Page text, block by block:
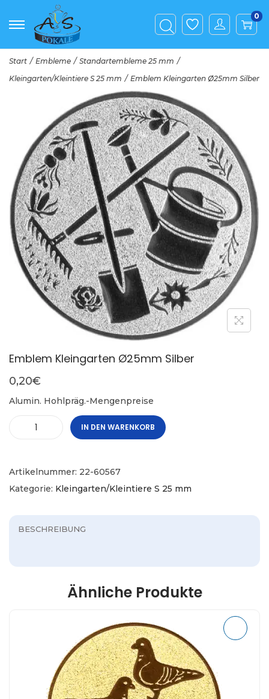
0
Start / Embleme / Standartembleme 25 mm /
Kleingarten/Kleintiere S 25 mm / Emblem Kleingarten Ø25mm Silber
Emblem Kleingarten Ø25mm Silber
0,20€
Alumin. Hohlpräg.-Mengenpreise
IN DEN WARENKORB
Artikelnummer: 22-60567
Kategorie: Kleingarten/Kleintiere S 25 mm
BESCHREIBUNG
Ähnliche Produkte